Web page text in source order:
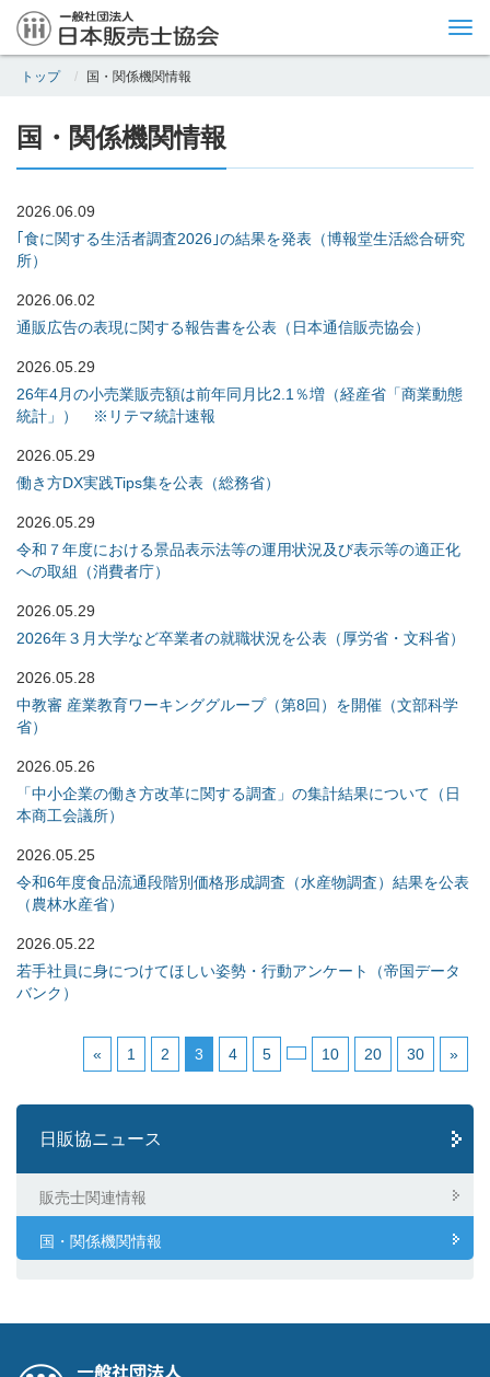
トップ 国・関係機関情報
国・関係機関情報
2026.06.09
｢食に関する生活者調査2026｣の結果を発表（博報堂生活総合研究
所）
2026.06.02
通販広告の表現に関する報告書を公表（日本通信販売協会）
2026.05.29
26年4月の小売業販売額は前年同月比2.1％増（経産省「商業動態
統計」） ※リテマ統計速報
2026.05.29
働き方DX実践Tips集を公表（総務省）
2026.05.29
令和７年度における景品表示法等の運用状況及び表示等の適正化
への取組（消費者庁）
2026.05.29
2026年３月大学など卒業者の就職状況を公表（厚労省・文科省）
2026.05.28
中教審 産業教育ワーキンググループ（第8回）を開催（文部科学
省）
2026.05.26
「中小企業の働き方改革に関する調査」の集計結果について（日
本商工会議所）
2026.05.25
令和6年度食品流通段階別価格形成調査（水産物調査）結果を公表
（農林水産省）
2026.05.22
若手社員に身につけてほしい姿勢・行動アンケート（帝国データ
バンク）
« 1 2 3 4 5 10 20 30 »
日販協ニュース
販売士関連情報
国・関係機関情報